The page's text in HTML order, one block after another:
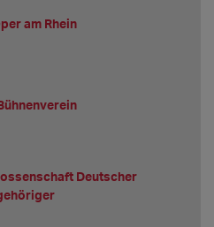
am Rhein
Deutscher